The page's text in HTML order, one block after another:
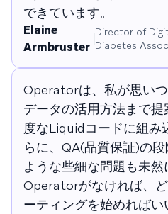
できています。
Elaine​​​​‌ ‍ ​‍​‍‌‍ ‌ ​‍‌‍‍‌‌‍‌ ‌‍‍‌‌‍ ‍​‍​‍​ ‍‍​‍​‍‌ ​ ‌‍​‌‌‍ ‍‌‍‍‌‌ ‌​‌ ‍‌​‍ ‍‌‍‍‌‌‍ ​‍​‍​‍ ​​‍​‍‌‍‍​‌ ​‍‌‍‌‌‌‍‌‍​‍​‍​ ‍‍​‍​‍‌‍‍​‌ ‌​‌ ‌​‌ ​​‌ ​ ​ ‍‍​‍ ​‍ ‌‍​ ‌‍ ‌‌ ​ ​‍ ‍‌‍​‍‌ ​‍‌‍​‌‌ ‍‍‌‍‌‌​‍ ‌‌‍‌​‌‍‌‌‌ ‌‍​‍ ‍‌‍​ ‌‍ ‌‍ ‌​‍ ‌‍‍‌‌‍ ‍‌ ‌​‌‍‌‌‌‍ ‍‌ ‌​​‍ ‌‍‌‌‌‍‌​‌‍‍‌‌ ‌​​‍ ‌‍ ‌‌‍ ‌‍‌​‌‍‌‌​ ‌‌ ​​‌ ​‍‌‍‌‌‌ ​ ‌‍‌‌‌‍ ‍‌ ‌​‌‍​‌‌ ‌​‌‍‍‌‌‍ ‌‍ ‍​ ‍ ‌‍‍‌‌‍‌​​ ‌‌‍‌‌‌‍​‍​ ‌‌‌‍‌‌‌‍‌​​ ‌​​ ‌‌​ ​‌​‍ ‌​ ‌​​ ​‍​ ​‍‌‍‌​​‍ ‌​ ‌​​ ​‌​ ​‌‌‍‌​​‍ ‌‌‍​‍​ ‌ ‌‍​‌‌‍​‌​‍ ‌​ ‌ ​ ​​​ ‍​‌‍​ ​ ​ ​ ​‌‌‍​‌​ ‌​​ ​​​ ‌ ​ ‌ ​ ‍​​ ‍ ‌ ‌​‌ ‍‌‌ ​​‌‍‌‌​ ‌‌ ​​‌‍‌‌‌ ​‍‌ ​ ‌‍ ‌‍ ‍​ ‍ ‌ ​​‌‍​‌‌ ‌​‌‍‍​​ ‌‌‍‌‍‌‍‍‌‌ ​‍‌ ​ ‌ ‌​‌​ ‍‌‍​‌‌‍ ‌‌‍‌‌​ ‌‍​‍‌‍​‌‌ ​ ‌‍‌‌‌‌‌‌‌ ​‍‌‍ ​​ ‌‌‍‍​‌ ‌​‌ ‌​‌ ​​‌ ​ ​‍‌‌​ ​ ‌​​‌​‍‌‌​ ​‍‌​‌‍​‍‌‌​ ​‍‌​‌‍‌‍​ ‌‍ ‌‌ ​ ​‍ ‍‌‍​‍‌ ​‍‌‍​‌‌ ‍‍‌‍‌‌​‍ ‌‌‍‌​‌‍‌‌‌ ‌‍​‍ ‍‌‍​ ‌‍ ‌‍ ‌​‍‌‍‌‍‍‌‌‍‌​​ ‌‌‍‌‌‌‍​‍​ ‌‌‌‍‌‌‌‍‌​​ ‌​​ ‌‌​ ​‌​‍ ‌​ ‌​​ ​‍​ ​‍‌‍‌​​‍ ‌​ ‌​​ ​‌​ ​‌‌‍‌​​‍ ‌‌‍​‍​ ‌ ‌‍​‌‌‍​‌​‍ ‌​ ‌ ​ ​​​ ‍​‌‍​ ​ ​ ​ ​‌‌‍​‌​ ‌​​ ​​​ ‌ ​ ‌ ​ ‍​​‍‌‍‌ ‌​‌ ‍‌‌ ​​‌‍‌‌​ ‌‌ ​​‌‍‌‌‌ ​‍‌ ​ ‌‍ ‌‍ ‍​‍‌‍‌ ​​‌‍​‌‌ ‌​‌‍‍​​ ‌‌‍‌‍‌‍‍‌‌ ​‍‌ ​ ‌ ‌​‌​ ‍‌‍​‌‌‍ ‌‌‍‌‌​‍‌‍‌ ​​‌‍‌‌‌ ​‍‌ ​ ‌ ​​‌‍‌‌‌‍​ ‌ ‌​‌‍‍‌‌ ‌‍‌‍‌‌​ ‌‌ ​​‌ ‌‌‌‍​‍‌‍ ​‌‍‍‌‌ ​ ‌‍‍​‌‍‌‌‌‍‌​​‍​‍‌ ‌
Armbruster​​​​‌ ‍ ​‍​‍‌‍ ‌ ​‍‌‍‍‌‌‍‌ ‌‍‍‌‌‍ ‍​‍​‍​ ‍‍​‍​‍‌ ​ ‌‍​‌‌‍ ‍‌‍‍‌‌ ‌​‌ ‍‌​‍ ‍‌‍‍‌‌‍ ​‍​‍​‍ ​​‍​‍‌‍‍​‌ ​‍‌‍‌‌‌‍‌‍​‍​‍​ ‍‍​‍​‍‌‍‍​‌ ‌​‌ ‌​‌ ​​‌ ​ ​ ‍‍​‍ ​‍ ‌‍​ ‌‍ ‌‌ ​ ​‍ ‍‌‍​‍‌ ​‍‌‍​‌‌ ‍‍‌‍‌‌​‍ ‌‌‍‌​‌‍‌‌‌ ‌‍​‍ ‍‌‍​ ‌‍ ‌‍ ‌​‍ ‌‍‍‌‌‍ ‍‌ ‌​‌‍‌‌‌‍ ‍‌ ‌​​‍ ‌‍‌‌‌‍‌​‌‍‍‌‌ ‌​​‍ ‌‍ ‌‌‍ ‌‍‌​‌‍‌‌​ ‌‌ ​​‌ ​‍‌‍‌‌‌ ​ ‌‍‌‌‌‍ ‍‌ ‌​‌‍​‌‌ ‌​‌‍‍‌‌‍ ‌‍ ‍​ ‍ ‌‍‍‌‌‍‌​​ ‌‌‍‌‌‌‍​‍​ ‌‌‌‍‌‌‌‍‌​​ ‌​​ ‌‌​ ​‌​‍ ‌​ ‌​​ ​‍​ ​‍‌‍‌​​‍ ‌​ ‌​​ ​‌​ ​‌‌‍‌​​‍ ‌‌‍​‍​ ‌ ‌‍​‌‌‍​‌​‍ ‌​ ‌ ​ ​​​ ‍​‌‍​ ​ ​ ​ ​‌‌‍​‌​ ‌​​ ​​​ ‌ ​ ‌ ​ ‍​​ ‍ ‌ ‌​‌ ‍‌‌ ​​‌‍‌‌​ ‌‌ ​​‌‍‌‌‌ ​‍‌ ​ ‌‍ ‌‍ ‍​ ‍ ‌ ​​‌‍​‌‌ ‌​‌‍‍​​ ‌‌‍ ​‌‍​‌‌ ​ ‌ ‌​‌​ ‍‌‍​‌‌‍ ‌‌‍‌‌​ ‌‍​‍‌‍​‌‌ ​ ‌‍‌‌‌‌‌‌‌ ​‍‌‍ ​​ ‌‌‍‍​‌ ‌​‌ ‌​‌ ​​‌ ​ ​‍‌‌​ ​ ‌​​‌​‍‌‌​ ​‍‌​‌‍​‍‌‌​ ​‍‌​‌‍‌‍​ ‌‍ ‌‌ ​ ​‍ ‍‌‍​‍‌ ​‍‌‍​‌‌ ‍‍‌‍‌‌​‍ ‌‌‍‌​‌‍‌‌‌ ‌‍​‍ ‍‌‍​ ‌‍ ‌‍ ‌​‍‌‍‌‍‍‌‌‍‌​​ ‌‌‍‌‌‌‍​‍​ ‌‌‌‍‌‌‌‍‌​​ ‌​​ ‌‌​ ​‌​‍ ‌​ ‌​​ ​‍​ ​‍‌‍‌​​‍ ‌​ ‌​​ ​‌​ ​‌‌‍‌​​‍ ‌‌‍​‍​ ‌ ‌‍​‌‌‍​‌​‍ ‌​ ‌ ​ ​​​ ‍​‌‍​ ​ ​ ​ ​‌‌‍​‌​ ‌​​ ​​​ ‌ ​ ‌ ​ ‍​​‍‌‍‌ ‌​‌ ‍‌‌ ​​‌‍‌‌​ ‌‌ ​​‌‍‌‌‌ ​‍‌ ​ ‌‍ ‌‍ ‍​‍‌‍‌ ​​‌‍​‌‌ ‌​‌‍‍​​ ‌‌‍ ​‌‍​‌‌ ​ ‌ ‌​‌​ ‍‌‍​‌‌‍ ‌‌‍‌‌​‍‌‍‌ ​​‌‍‌‌‌ ​‍‌ ​ ‌ ​​‌‍‌‌‌‍​ ‌ ‌​‌‍‍‌‌ ‌‍‌‍‌‌​ ‌‌ ​​‌ ‌‌‌‍​‍‌‍ ​‌‍‍‌‌ ​ ‌‍‍​‌‍‌‌‌‍‌​​‍​‍‌ ‌
Director of Digital Experience​​​​‌
Diabetes Association​​​​‌
Operatorは、私が思い
データの活用方法まで
度なLiquidコードに組み
らに、QA(品質保証)の
ような些細な問題も未然
Operatorがなければ、
ーティングを始めれば